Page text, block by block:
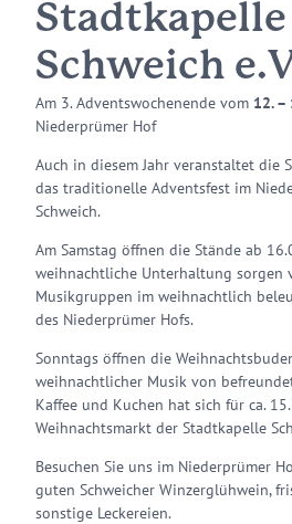
Stadtkapelle
Schweich
Am 3. Adventswochenende vom 12. –
Niederprümer Hof
Auch in diesem Jahr veranstaltet die
das traditionelle Adventsfest im
Schweich.
Am Samstag öffnen die Stände ab
weihnachtliche Unterhaltung sorgen
Musikgruppen im weihnachtlich
des Niederprümer Hofs.
Sonntags öffnen die
weihnachtlicher Musik von
Kaffee und Kuchen hat sich für ca.
Weihnachtsmarkt der Stadtkapelle
Besuchen Sie uns im Niederprümer
guten Schweicher Winzerglühwein,
sonstige Leckereien.